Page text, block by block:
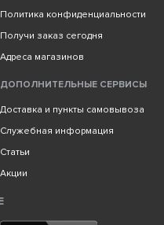
Политика конфиденциальности
Получи заказ сегодня
Адреса магазинов
ДОПОЛНИТЕЛЬНЫЕ СЕРВИСЫ
Доставка и пункты самовывоза
Служебная информация
Статьи
Акции